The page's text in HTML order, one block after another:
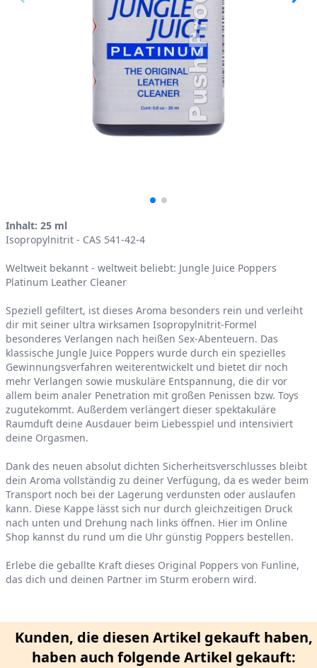
Product information
Inhalt: 25 ml
Isopropylnitrit - CAS 541-42-4
Weltweit bekannt - weltweit beliebt: Jungle Juice Poppers
Platinum Leather Cleaner
Speziell gefiltert, ist dieses Aroma besonders rein und verleiht
dir mit seiner ultra wirksamen Isopropylnitrit-Formel
besonderes Verlangen nach heißen Sex-Abenteuern. Das
klassische Jungle Juice Poppers wurde durch ein spezielles
Gewinnungsverfahren weiterentwickelt und bietet dir noch
mehr Verlangen sowie muskuläre Entspannung, die dir vor
allem beim analer Penetration mit großen Penissen bzw. Toys
zugutekommt. Außerdem verlängert dieser spektakuläre
Raumduft deine Ausdauer beim Liebesspiel und intensiviert
deine Orgasmen.
Dank des neuen absolut dichten Sicherheitsverschlusses bleibt
dein Aroma vollständig zu deiner Verfügung, da es weder beim
Transport noch bei der Lagerung verdunsten oder auslaufen
kann. Diese Kappe lässt sich nur durch gleichzeitigen Druck
nach unten und Drehung nach links öffnen. Hier im Online
Shop kannst du rund um die Uhr günstig Poppers bestellen.
Erlebe die geballte Kraft dieses Original Poppers von Funline,
das dich und deinen Partner im Sturm erobern wird.
Kunden, die diesen Artikel gekauft haben,
haben auch folgende Artikel gekauft: